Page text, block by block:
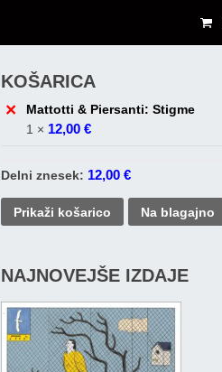
KOŠARICA
×
Mattotti & Piersanti: Stigme
1 × 12,00€
Delni znesek: 12,00€
Prikaži košarico Na blagajno
NAJNOVEJŠE IZDAJE